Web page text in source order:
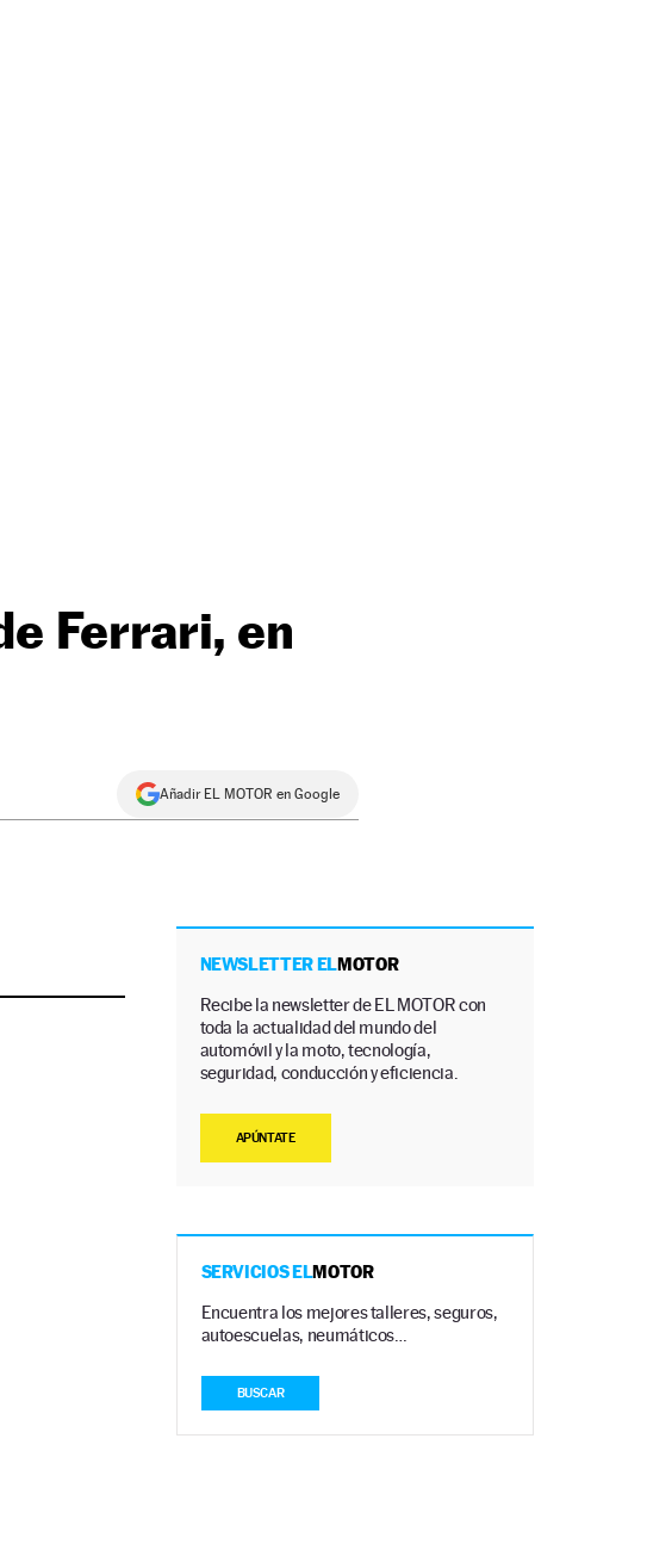
Ferrari, en
Añadir EL MOTOR en Google
NEWSLETTER ELMOTOR
Recibe la newsletter de EL MOTOR con
toda la actualidad del mundo del
automóvil y la moto, tecnología,
seguridad, conducción y eficiencia.
APÚNTATE
SERVICIOS ELMOTOR
Encuentra los mejores talleres, seguros,
autoescuelas, neumáticos…
BUSCAR